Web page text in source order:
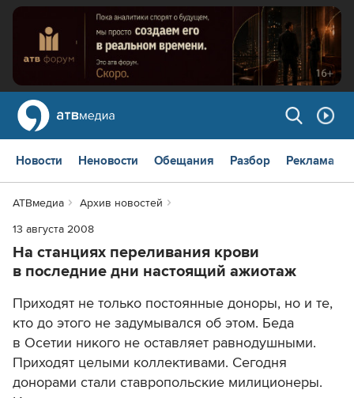
Новости Неновости Обещания Разбор Реклама
АТВмедиа
Архив новостей
13 августа 2008
На станциях переливания крови
в последние дни настоящий ажиотаж
Приходят не только постоянные доноры, но и те,
кто до этого не задумывался об этом. Беда
в Осетии никого не оставляет равнодушными.
Приходят целыми коллективами. Сегодня
донорами стали ставропольские милиционеры.